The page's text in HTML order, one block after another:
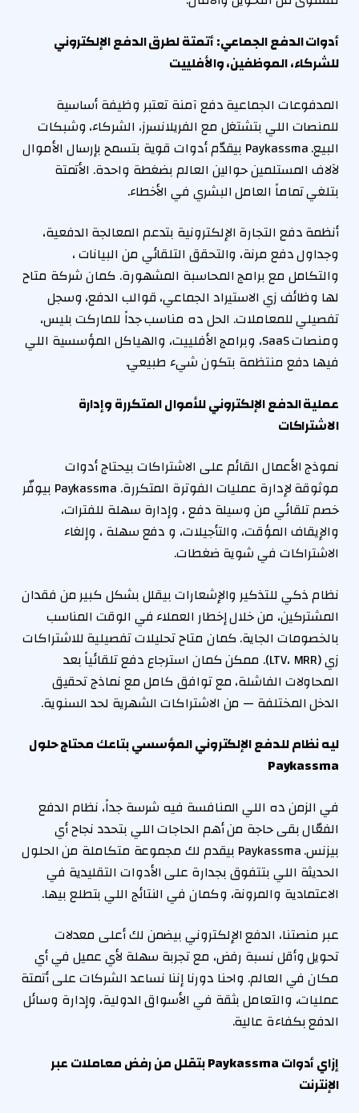
أدوات الدفع الجماعي: أتمتة لطرق الدفع الإلكتروني
للشركاء، الموظفين، والأفلييت
المدفوعات الجماعية دفع آمنة تعتبر وظيفة أساسية
للمنصات اللي بتشتغل مع الفريلانسرز، الشركاء، وشبكات
البيع. Paykassma بيقدّم أدوات قوية بتسمح بإرسال الأموال
لآلاف المستلمين حوالين العالم بضغطة واحدة. الأتمتة
بتلغي تماماً العامل البشري في الأخطاء.
أنظمة دفع التجارة الإلكترونية بتدعم المعالجة الدفعية،
وجداول دفع مرنة، والتحقق التلقائي من البيانات ،
والتكامل مع برامج المحاسبة المشهورة. كمان شركة متاح
لها وظائف زي الاستيراد الجماعي، قوالب الدفع، وسجل
تفصيلي للمعاملات. الحل ده مناسب جداً للماركت بليس،
ومنصات SaaS، وبرامج الأفلييت، والهياكل المؤسسية اللي
فيها دفع منتظمة بتكون شيء طبيعي.
عملية الدفع الإلكتروني للأموال المتكررة وإدارة
الاشتراكات
نموذج الأعمال القائم على الاشتراكات بيحتاج أدوات
موثوقة لإدارة عمليات الفوترة المتكررة. Paykassma بيوفّر
خصم تلقائي من وسيلة دفع ، وإدارة سهلة للفترات،
والإيقاف المؤقت، والتأجيلات، و دفع سهلة ، وإلغاء
الاشتراكات في شوية ضغطات.
نظام ذكي للتذكير والإشعارات بيقلل بشكل كبير من فقدان
المشتركين، من خلال إخطار العملاء في الوقت المناسب
بالخصومات الجاية. كمان متاح تحليلات تفصيلية للاشتراكات
زي (LTV، MRR). ممكن كمان استرجاع دفع تلقائياً بعد
المحاولات الفاشلة، مع توافق كامل مع نماذج تحقيق
الدخل المختلفة — من الاشتراكات الشهرية لحد السنوية.
ليه نظام للدفع الإلكتروني المؤسسي بتاعك محتاج حلول
Paykassma
في الزمن ده اللي المنافسة فيه شرسة جداً، نظام الدفع
الفعّال بقى حاجة من أهم الحاجات اللي بتحدد نجاح أي
بيزنس. Paykassma بيقدم لك مجموعة متكاملة من الحلول
الحديثة اللي بتتفوق بجدارة على الأدوات التقليدية في
الاعتمادية والمرونة، وكمان في النتائج اللي بتطلع بيها.
عبر منصتنا، الدفع الإلكتروني بيضمن لك أعلى معدلات
تحويل وأقل نسبة رفض، مع تجربة سهلة لأي عميل في أي
مكان في العالم. واحنا دورنا إننا نساعد الشركات على أتمتة
عمليات، والتعامل بثقة في الأسواق الدولية، وإدارة وسائل
الدفع بكفاءة عالية.
إزاي أدوات
بتقلل من رفض معاملات عبر
الإنترنت